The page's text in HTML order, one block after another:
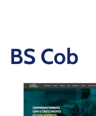
BS Cob